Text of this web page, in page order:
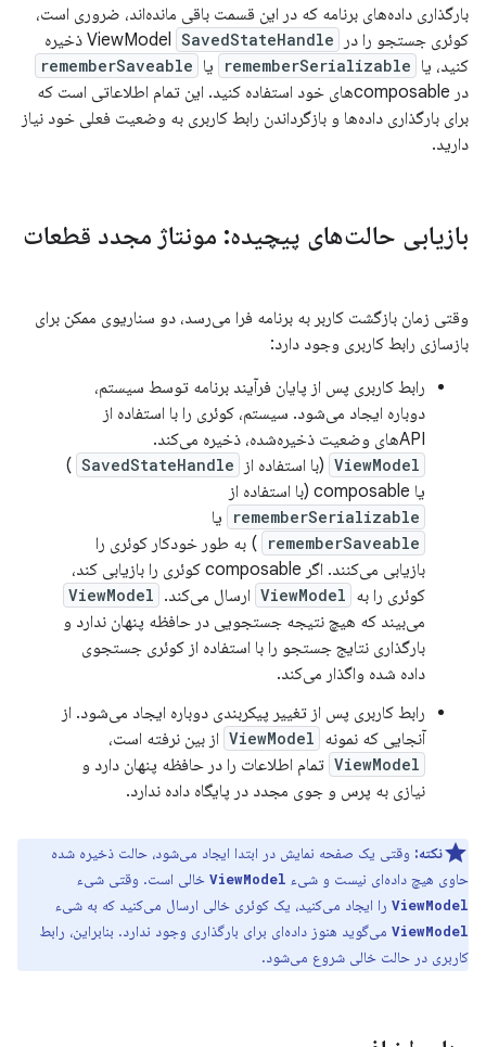
بارگذاری داده‌های برنامه که در این قسمت باقی مانده‌اند، ضروری است،
کوئری جستجو را در ViewModel
SavedStateHandle
ذخیره
کنید، یا rememberSerializable یا rememberSaveable
در composableهای خود استفاده کنید. این تمام اطلاعاتی است که
برای بارگذاری داده‌ها و بازگرداندن رابط کاربری به وضعیت فعلی خود نیاز
دارید.
بازیابی حالت‌های پیچیده: مونتاژ مجدد قطعات
وقتی زمان بازگشت کاربر به برنامه فرا می‌رسد، دو سناریوی ممکن برای
بازسازی رابط کاربری وجود دارد:
رابط کاربری پس از پایان فرآیند برنامه توسط سیستم،
دوباره ایجاد می‌شود. سیستم، کوئری را با استفاده از
APIهای وضعیت ذخیره‌شده، ذخیره می‌کند.
ViewModel (با استفاده از SavedStateHandle
)
یا composable (با استفاده از
rememberSerializable یا
rememberSaveable
) به طور خودکار کوئری را
بازیابی می‌کنند. اگر composable کوئری را بازیابی کند،
کوئری را به ViewModel ارسال می‌کند. ViewModel
می‌بیند که هیچ نتیجه جستجویی در حافظه پنهان ندارد و
بارگذاری نتایج جستجو را با استفاده از کوئری جستجوی
داده شده واگذار می‌کند.
رابط کاربری پس از تغییر پیکربندی دوباره ایجاد می‌شود. از
آنجایی که نمونه ViewModel از بین نرفته است،
ViewModel تمام اطلاعات را در حافظه پنهان دارد و
نیازی به پرس و جوی مجدد در پایگاه داده ندارد.
نکته: وقتی یک صفحه نمایش در ابتدا ایجاد می‌شود، حالت ذخیره شده
حاوی هیچ داده‌ای نیست و شیء ViewModel خالی است. وقتی شیء
ViewModel را ایجاد می‌کنید، یک کوئری خالی ارسال می‌کنید که به شیء
ViewModel می‌گوید هنوز داده‌ای برای بارگذاری وجود ندارد. بنابراین، رابط
کاربری در حالت خالی شروع می‌شود.